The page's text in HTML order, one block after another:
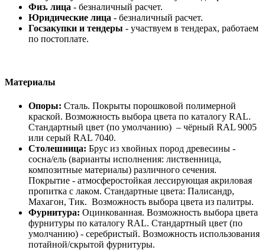
Физ. лица - безналичный расчет.
Юридические лица - безналичный расчет.
Госзакупки и тендеры - участвуем в тендерах, работаем
по постоплате.
Материалы
Опоры: Cталь. Покрыты порошковой полимерной
краской. Возможность выбора цвета по каталогу RAL.
Стандартный цвет (по умолчанию) – чёрный RAL 9005
или серый RAL 7040.
Столешница: Брус из хвойных пород древесины -
сосна/ель (варианты исполнения: лиственница,
композитные материалы) различного сечения.
Покрытие - атмосферостойкая лессирующая акриловая
пропитка с лаком. Стандартные цвета: Палисандр,
Махагон, Тик. Возможность выбора цвета из палитры.
Фурнитура: Оцинкованная. Возможность выбора цвета
фурнитуры по каталогу RAL. Стандартный цвет (по
умолчанию) - серебристый. Возможность использования
потайной/скрытой фурнитуры.